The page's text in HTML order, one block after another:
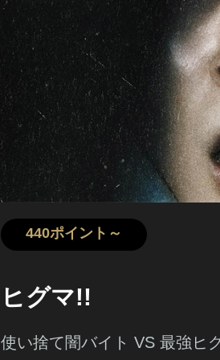
440ポイント～
ヒグマ!!
使い捨て闇バイト VS 最強ヒ